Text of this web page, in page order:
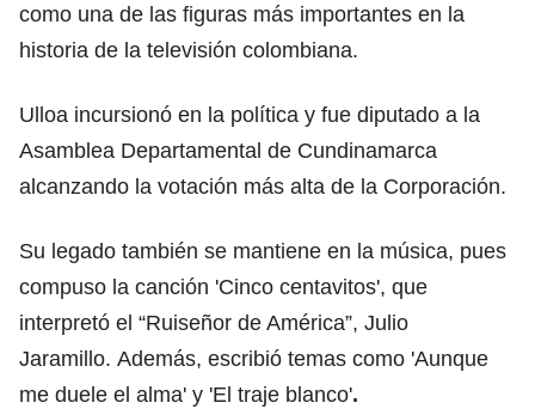
como una de las figuras más importantes en la
historia de la televisión colombiana.
Ulloa incursionó en la política y fue diputado a la
Asamblea Departamental de Cundinamarca
alcanzando la votación más alta de la Corporación.
Su legado también se mantiene en la música, pues
compuso la canción 'Cinco centavitos', que
interpretó el “Ruiseñor de América”, Julio
Jaramillo. Además, escribió temas como 'Aunque
me duele el alma' y 'El traje blanco'.